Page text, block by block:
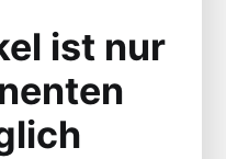
ist nur